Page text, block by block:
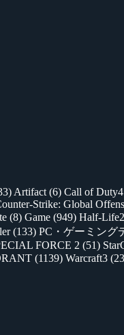
Artifact (6) Call of Duty4
Strike: Global
(8) Game (949) Half-Life2
(133) PC・ゲーミング
FORCE 2 (51)
(1139) Warcraft3